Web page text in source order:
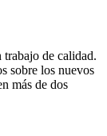
trabajo de calidad.
sobre los nuevos
más de dos